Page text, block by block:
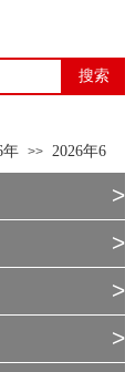
搜索
年 >> 2026年6
>
>
>
>